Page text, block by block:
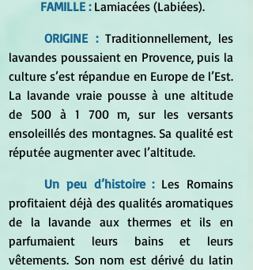
FAMILLE : Lamiacées (Labiées).
ORIGINE : Traditionnellement, les
lavandes poussaient en Provence, puis la
culture s’est répandue en Europe de l’Est.
La lavande vraie pousse à une altitude
de 500 à 1 700 m, sur les versants
ensoleillés des montagnes. Sa qualité est
réputée augmenter avec l’altitude.
Un peu d’histoire : Les Romains
profitaient déjà des qualités aromatiques
de la lavande aux thermes et ils en
parfumaient leurs bains et leurs